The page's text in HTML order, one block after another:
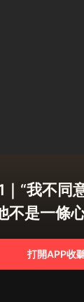
“我不同
不是一條
打開APP收